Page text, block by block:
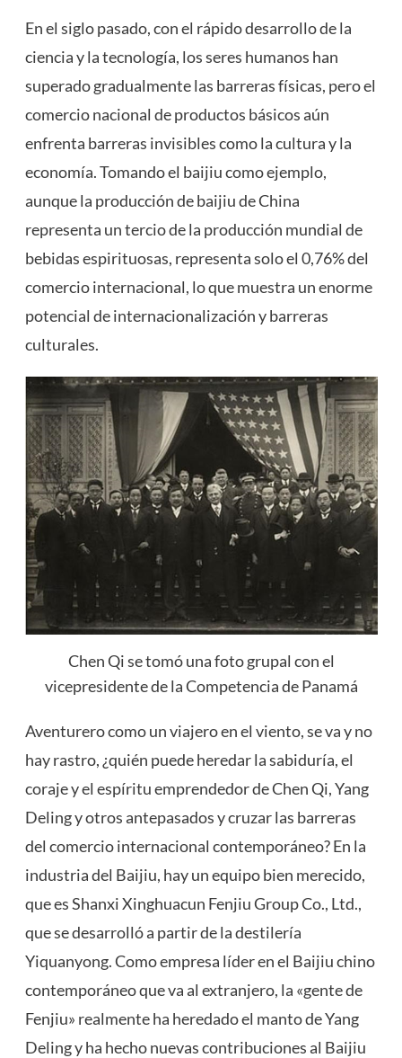
En el siglo pasado, con el rápido desarrollo de la
ciencia y la tecnología, los seres humanos han
superado gradualmente las barreras físicas, pero el
comercio nacional de productos básicos aún
enfrenta barreras invisibles como la cultura y la
economía. Tomando el baijiu como ejemplo,
aunque la producción de baijiu de China
representa un tercio de la producción mundial de
bebidas espirituosas, representa solo el 0,76% del
comercio internacional, lo que muestra un enorme
potencial de internacionalización y barreras
culturales.
Chen Qi se tomó una foto grupal con el
vicepresidente de la Competencia de Panamá
Aventurero como un viajero en el viento, se va y no
hay rastro, ¿quién puede heredar la sabiduría, el
coraje y el espíritu emprendedor de Chen Qi, Yang
Deling y otros antepasados y cruzar las barreras
del comercio internacional contemporáneo? En la
industria del Baijiu, hay un equipo bien merecido,
que es Shanxi Xinghuacun Fenjiu Group Co., Ltd.,
que se desarrolló a partir de la destilería
Yiquanyong. Como empresa líder en el Baijiu chino
contemporáneo que va al extranjero, la «gente de
Fenjiu» realmente ha heredado el manto de Yang
Deling y ha hecho nuevas contribuciones al Baijiu